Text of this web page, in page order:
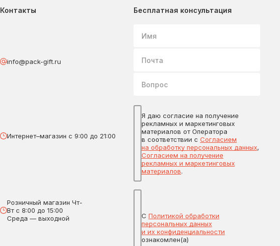
Контакты
info@pack-gift.ru
Интернет–магазин с 9:00 до 21:00
Розничный магазин Чт-
Вт с 8:00 до 15:00
Среда — выходной
Бесплатная консультация
Я даю согласие на получение
рекламных и маркетинговых
материалов от Оператора
в соответствии с Согласием
на обработку персональных данных,
Согласием на получение
рекламных и маркетинговых
материалов.
С Политикой обработки
персональных данных
и их конфиденциальности
ознакомлен(а)